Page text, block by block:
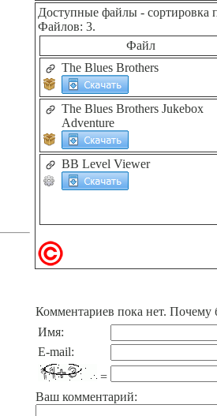
Доступные файлы - сортировка
Файлов: 3.
Файл
The Blues Brothers
The Blues Brothers Jukebox
Adventure
BB Level Viewer
Комментариев пока нет. Почему
Имя:
E-mail:
=
Ваш комментарий: